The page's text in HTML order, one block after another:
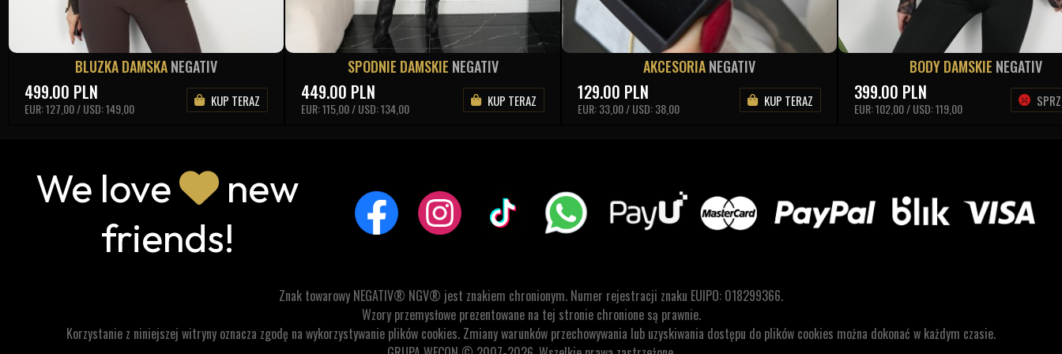
BLUZKA DAMSKANEGATIV
499.00 PLN
EUR: 127,00 / USD: 149,00 KUP TERAZ
SPODNIE DAMSKIE NEGATIV
449.00 PLN
EUR: 115,00 / USD: 134,00 KUP TERAZ
AKCESORIANEGATIV
129.00 PLN
EUR: 33,00 / USD: 38,00 KUP TERAZ
BODY DAMSKIE NEGATIV
399.00 PLN
EUR: 102,00 / USD: 119,00
We love
new
friends!
Znak towarowy NEGATIV® NGV® jest znakiem chronionym. Numer rejestracji znaku EUIPO: 018299366.
Wzory przemysłowe prezentowane na tej stronie chronione są prawnie.
Korzystanie z niniejszej witryny oznacza zgodę na wykorzystywanie plików cookies. Zmiany warunków przechowywania lub uzyskiwania dostępu do plików cookies można dokonać w każdym czasie.